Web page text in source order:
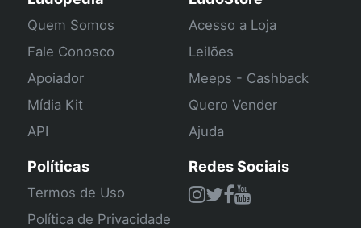
Quem Somos
Fale Conosco
Apoiador
Mídia Kit
API
Acesso a Loja
Leilões
Meeps - Cashback
Quero Vender
Ajuda
Políticas
Termos de Uso
Política de Privacidade
Redes Sociais